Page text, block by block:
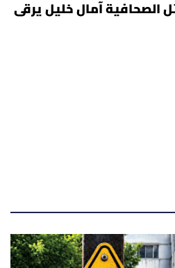
آمال خليل يرقى